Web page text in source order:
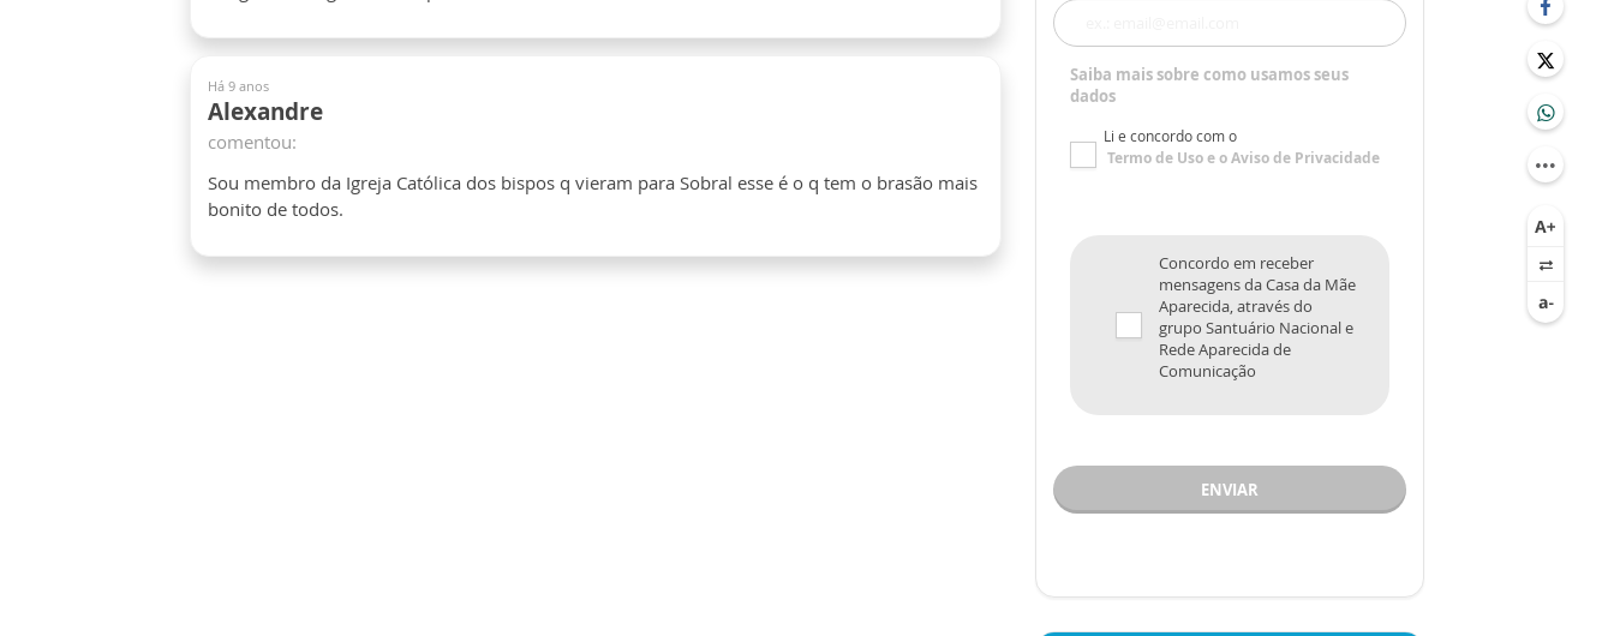
Há 9 anos
Alexandre
comentou:
Sou membro da Igreja Católica dos bispos q vieram para Sobral esse é o q tem o brasão mais
bonito de todos.
Saiba mais sobre como usamos seus
dados
Li e concordo com o
Termo de Usoe oAviso de Privacidade
Concordo em receber
mensagens da Casa da Mãe
Aparecida, através do
grupo Santuário Nacional e
Rede Aparecida de
Comunicação
ENVIAR